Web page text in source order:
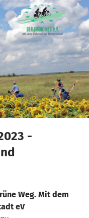
-
Weg. Mit dem
eV